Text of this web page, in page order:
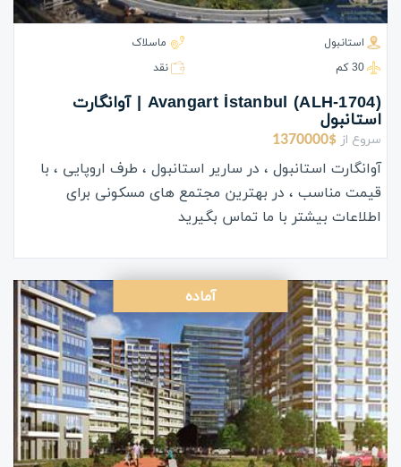
استانبول
ماسلاک
30 كم
نقد
(ALH-1704) Avangart İstanbul | آوانگارت
استانبول
سروع از 1370000$
آوانگارت استانبول ، در ساریر استانبول ، طرف اروپایی ، با
قیمت مناسب ، در بهترین مجتمع های مسکونی برای
اطلاعات بیشتر با ما تماس بگیرید
آماده